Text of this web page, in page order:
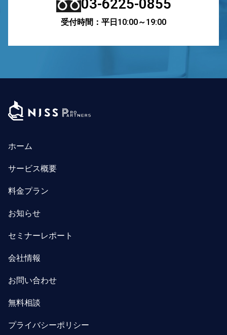
03-6225-0855
受付時間：平日10:00～19:00
ホーム
サービス概要
料金プラン
お知らせ
セミナーレポート
会社情報
お問い合わせ
無料相談
プライバシーポリシー